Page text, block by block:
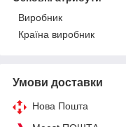
Виробник
Країна виробник
Умови доставки
Нова Пошта